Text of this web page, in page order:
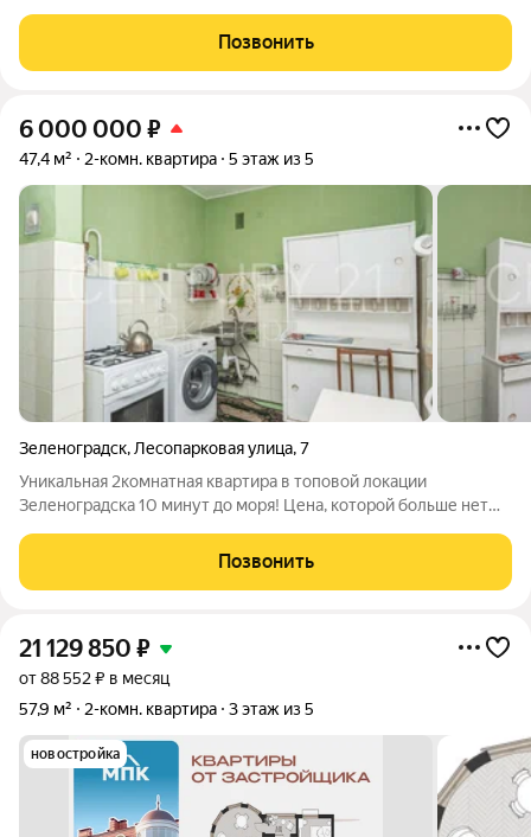
стремится к эксклюзивности во всем, желает наслаждаться
неспешной жизнью у моря,
Позвонить
6 000 000 ₽
47,4 м² 2-комн. квартира 5 этаж из 5
Зеленоградск, Лесопарковая улица,7
Уникальная 2комнатная квартира в топовой локации
Зеленоградска 10 минут до моря! Цена, которой больше нет
начинается с моря, а вокруг зелень, тишина и курортная
атмосфера, то это предложение
Позвонить
21 129 850 ₽
от 88 552 ₽ в месяц
57,9 м²
2-комн. квартира 3 этаж из 5
новостройка